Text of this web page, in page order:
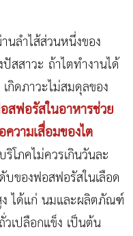
ลำไส้ส่วนหนึ่งของ
สสาวะ ถ้าไตทำงานได้
กิดภาวะไม่สมดุลของ
ฟอรัสในอาหารช่วย
วามเสื่อมของไต
ภคไม่ควรเกินวันละ
ของฟอสฟอรัสในเลือด
ได้แก่ นมและผลิตภัณฑ์
เปลือกแข็ง เป็นต้น